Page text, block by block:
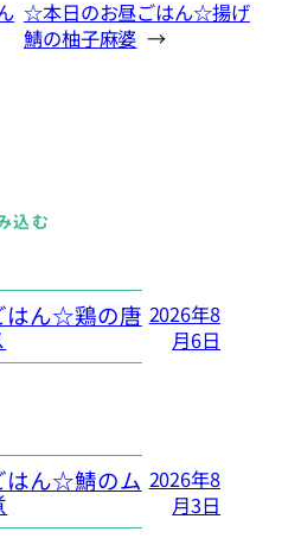
☆本日のお昼ごはん☆揚げ
鯖の柚子麻婆 →
込む
はん☆鶏の唐 2026年8
月6日
ん☆鯖のム 2026年8
月3日